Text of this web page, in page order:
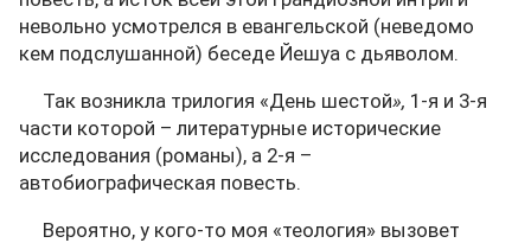
невольно усмотрелся в евангельской (неведомо
кем подслушанной) беседе Йешуа с дьяволом.
Так возникла трилогия «День шестой», 1-я и 3-я
части которой – литературные исторические
исследования (романы), а 2-я –
автобиографическая повесть.
Вероятно, у кого-то моя «теология» вызовет